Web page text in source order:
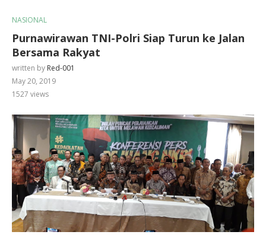
NASIONAL
Purnawirawan TNI-Polri Siap Turun ke Jalan
Bersama Rakyat
written by Red-001
May 20, 2019
1527 views